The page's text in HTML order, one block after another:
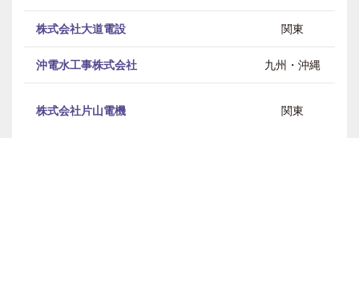
株式会社大道電設 関東
沖電水工事株式会社 九州・沖縄
株式会社片山電機 関東